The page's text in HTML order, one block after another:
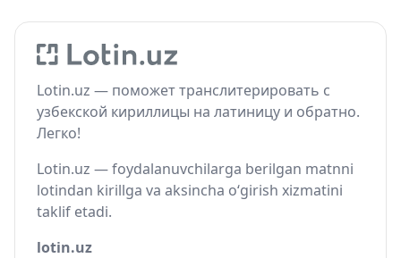
Lotin.uz — поможет транслитерировать с
узбекской кириллицы на латиницу и обратно.
Легко!
Lotin.uz — foydalanuvchilarga berilgan matnni
lotindan kirillga va aksincha o‘girish xizmatini
taklif etadi.
lotin.uz